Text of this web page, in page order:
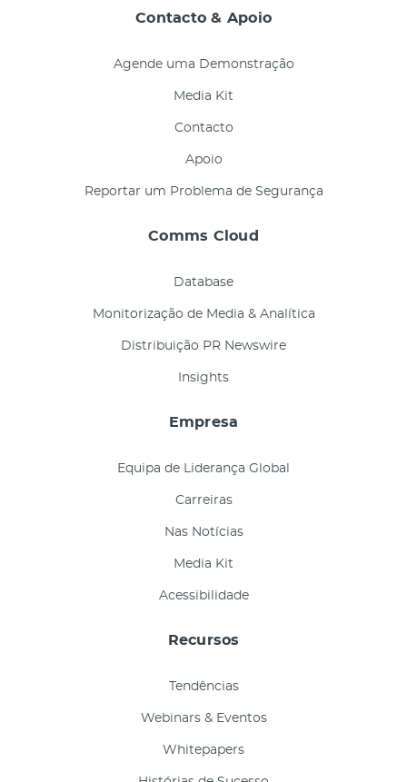
Contacto & Apoio
Agende uma Demonstração
Media Kit
Contacto
Apoio
Reportar um Problema de Segurança
Comms Cloud
Database
Monitorização de Media & Analítica
Distribuição PR Newswire
Insights
Empresa
Equipa de Liderança Global
Carreiras
Nas Notícias
Media Kit
Acessibilidade
Recursos
Tendências
Webinars & Eventos
Whitepapers